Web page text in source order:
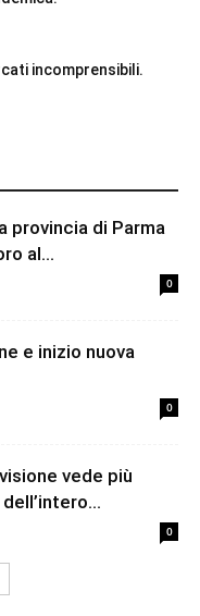
incomprensibili.
provincia di Parma
al...
0
e inizio nuova
0
vede più
0